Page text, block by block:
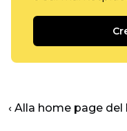
‹ Alla home page del